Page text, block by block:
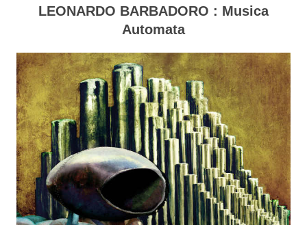
LEONARDO BARBADORO : Musica
Automata